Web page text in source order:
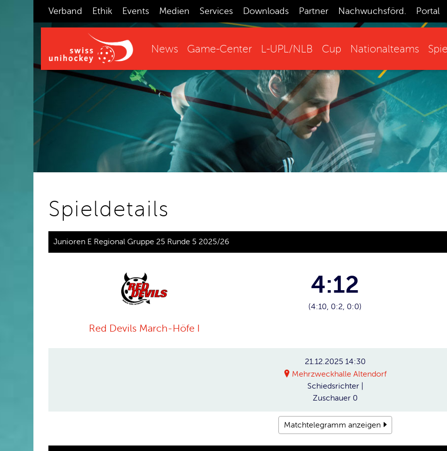
Verband Ethik Events Medien Services Downloads Partner Nachwuchsförd. Portal
News Game-Center L-UPL/NLB Cup Nationalteams
Spieldetails
Junioren E Regional Gruppe 25 Runde 5 2025/26
Red Devils March-Höfe I
4:12
(4:10, 0:2, 0:0)
21.12.2025 14:30
Mehrzweckhalle Altendorf
Schiedsrichter
Zuschauer 0
Matchtelegramm anzeigen